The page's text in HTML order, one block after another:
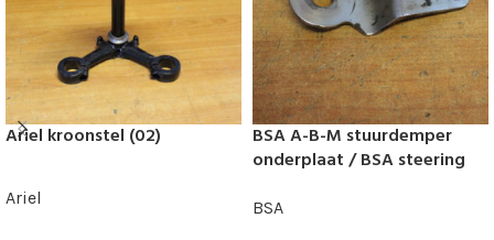
Ariel kroonstel (02)
Ariel
BSA A-B-M stuurdemper
onderplaat / BSA steering
BSA